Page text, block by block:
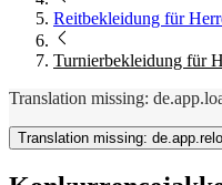
Reitbekleidung für
Turnierbekleidung für
Translation missing:
Translation missing: